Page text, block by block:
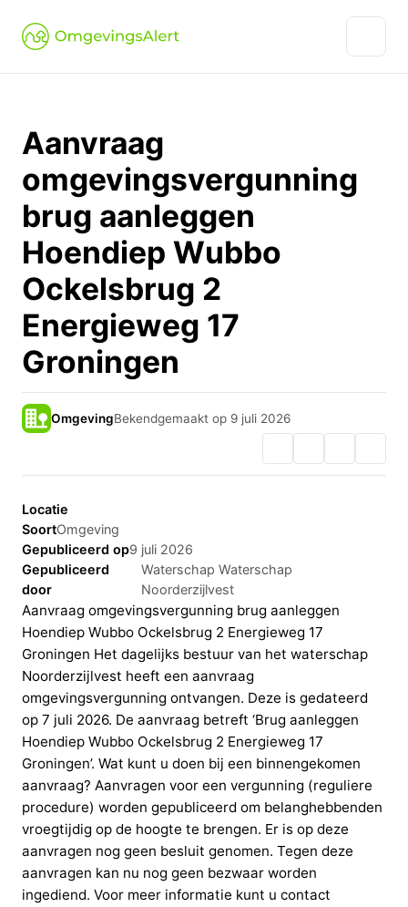
Aanvraag
omgevingsvergunning
brug aanleggen
Hoendiep Wubbo
Ockelsbrug 2
Energieweg 17
Groningen
OmgevingBekendgemaakt op 9 juli 2026
Locatie
SoortOmgeving
Gepubliceerd op9 juli 2026
Gepubliceerd
door
Waterschap Waterschap
Noorderzijlvest
Aanvraag omgevingsvergunning brug aanleggen
Hoendiep Wubbo Ockelsbrug 2 Energieweg 17
Groningen Het dagelijks bestuur van het waterschap
Noorderzijlvest heeft een aanvraag
omgevingsvergunning ontvangen. Deze is gedateerd
op 7 juli 2026. De aanvraag betreft ‘Brug aanleggen
Hoendiep Wubbo Ockelsbrug 2 Energieweg 17
Groningen’. Wat kunt u doen bij een binnengekomen
aanvraag? Aanvragen voor een vergunning (reguliere
procedure) worden gepubliceerd om belanghebbenden
vroegtijdig op de hoogte te brengen. Er is op deze
aanvragen nog geen besluit genomen. Tegen deze
aanvragen kan nu nog geen bezwaar worden
ingediend. Voor meer informatie kunt u contact